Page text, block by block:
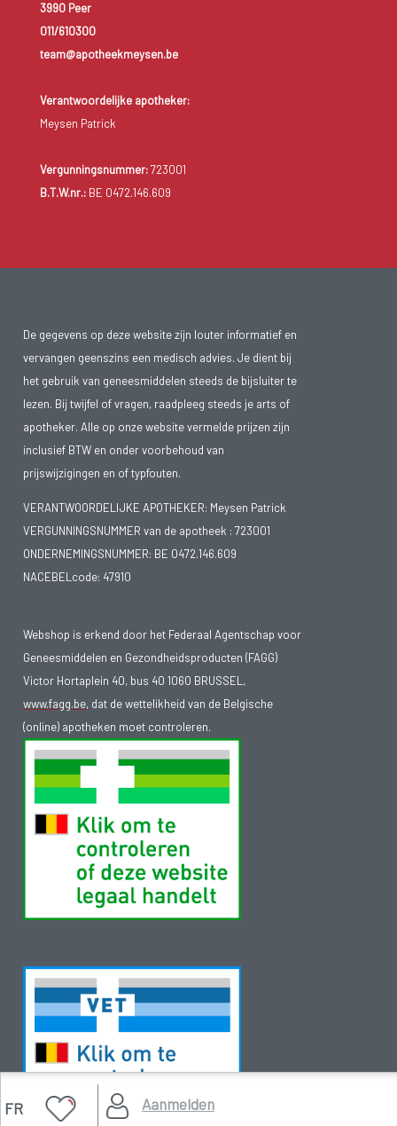
FR Aanmelden
3990 Peer
011/610300
team@apotheekmeysen.be
Verantwoordelijke apotheker:
Meysen Patrick
Vergunningsnummer:723001
B.T.W.nr.:BE 0472.146.609
De gegevens op deze website zijn louter informatief en
vervangen geenszins een medisch advies. Je dient bij
het gebruik van geneesmiddelen steeds de bijsluiter te
lezen. Bij twijfel of vragen, raadpleeg steeds je arts of
apotheker. Alle op onze website vermelde prijzen zijn
inclusief BTW en onder voorbehoud van
prijswijzigingen en of typfouten.
VERANTWOORDELIJKE APOTHEKER: Meysen Patrick
VERGUNNINGSNUMMER van de apotheek : 723001
ONDERNEMINGSNUMMER: BE 0472.146.609
NACEBELcode: 47910
Webshop is erkend door het Federaal Agentschap voor
Geneesmiddelen en Gezondheidsproducten (FAGG)
Victor Hortaplein 40, bus 40 1060 BRUSSEL,
www.fagg.be, dat de wettelikheid van de Belgische
(online) apotheken moet controleren.